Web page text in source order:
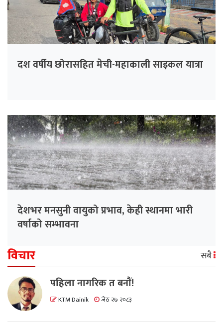
दश वर्षीय छोरासहित मेची-महाकाली साइकल यात्रा
देशभर मनसुनी वायुको प्रभाव, केही स्थानमा भारी
वर्षाको सम्भावना
विचार सबै
पहिला नागरिक त बनाैं!
KTM Dainik जेठ २७ २०८३